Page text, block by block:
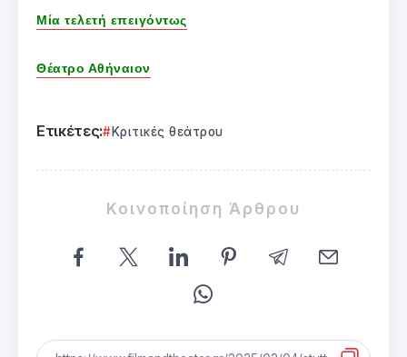
Μία τελετή επειγόντως
Θέατρο Αθήναιον
Ετικέτες: Κριτικές θεάτρου
Κοινοποίηση Άρθρου